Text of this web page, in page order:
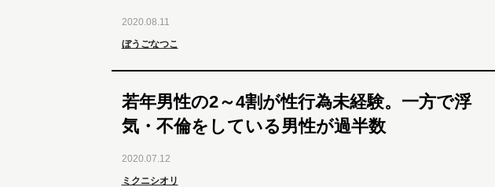
2020.08.11
ぼうごなつこ
若年男性の2～4割が性行為未経験。一方で浮
気・不倫をしている男性が過半数
2020.07.12
ミクニシオリ